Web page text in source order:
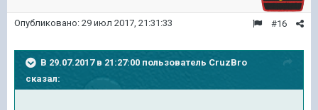
#16
Опубликовано: 29 июл 2017, 21:31:33
В 29.07.2017 в 21:27:00 пользователь CruzBro
сказал: